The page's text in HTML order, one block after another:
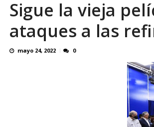
OVP denunció 15
Sigue la vieja
ataques a las
mayo 24, 2022 0